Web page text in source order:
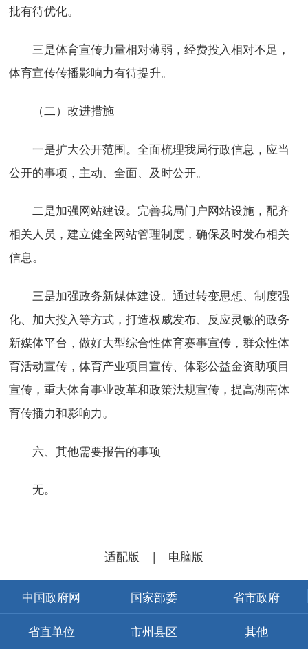
批有待优化。
三是体育宣传力量相对薄弱，经费投入相对不足，
体育宣传传播影响力有待提升。
（二）改进措施
一是扩大公开范围。全面梳理我局行政信息，应当
公开的事项，主动、全面、及时公开。
二是加强网站建设。完善我局门户网站设施，配齐
相关人员，建立健全网站管理制度，确保及时发布相关
信息。
三是加强政务新媒体建设。通过转变思想、制度强
化、加大投入等方式，打造权威发布、反应灵敏的政务
新媒体平台，做好大型综合性体育赛事宣传，群众性体
育活动宣传，体育产业项目宣传、体彩公益金资助项目
宣传，重大体育事业改革和政策法规宣传，提高湖南体
育传播力和影响力。
六、其他需要报告的事项
无。
适配版 | 电脑版
中国政府网 国家部委 省市政府
省直单位 市州县区 其他